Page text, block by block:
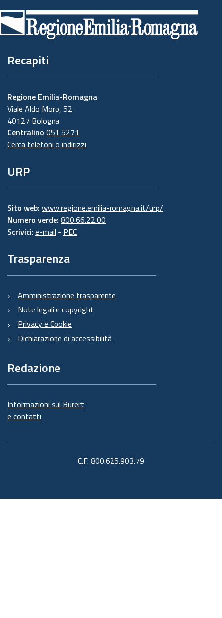
di
pagina
Recapiti
Regione Emilia-Romagna
Viale Aldo Moro, 52
40127 Bologna
Centralino 051 5271
Cerca telefoni o indirizzi
URP
Sito web: www.regione.emilia-romagna.it/urp/
Numero verde: 800.66.22.00
Scrivici: e-mail - PEC
Trasparenza
Amministrazione trasparente
Note legali e copyright
Privacy e Cookie
Dichiarazione di accessibilità
Redazione
Informazioni sul Burert
e contatti
C.F. 800.625.903.79